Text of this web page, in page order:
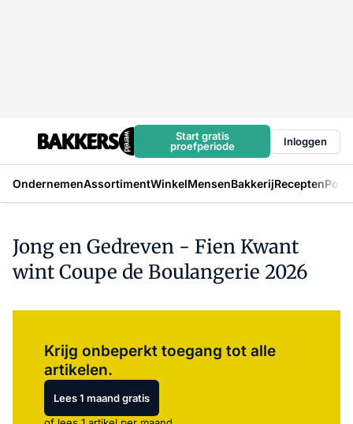
Start gratis
proefperiode
Inloggen
OndernemenAssortimentWinkelMensenBakkerijRecepten
Jong en Gedreven - Fien Kwant
wint Coupe de Boulangerie 2026
Krijg onbeperkt toegang tot alle
artikelen.
Lees 1 maand gratis